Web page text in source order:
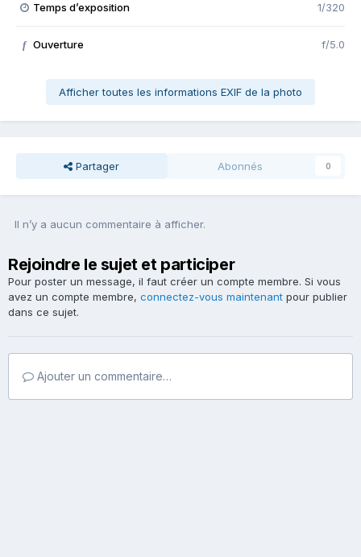
Temps d’exposition 1/320
f Ouverture f/5.0
Afficher toutes les informations EXIF de la photo
Partager Abonnés 0
Il n’y a aucun commentaire à afficher.
Rejoindre le sujet et participer
Pour poster un message, il faut créer un compte membre. Si vous
avez un compte membre, connectez-vous maintenant pour publier
dans ce sujet.
Ajouter un commentaire…